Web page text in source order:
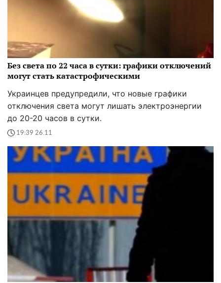
Без света по 22 часа в сутки: графики отключений
могут стать катастрофическими
Украинцев предупредили, что новые графики
отключения света могут лишать электроэнергии
до 20-20 часов в сутки.
19:39 26.11